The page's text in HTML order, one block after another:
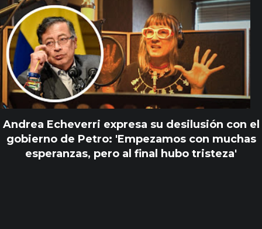
Andrea Echeverri expresa su desilusión con el
gobierno de Petro: 'Empezamos con muchas
esperanzas, pero al final hubo tristeza'